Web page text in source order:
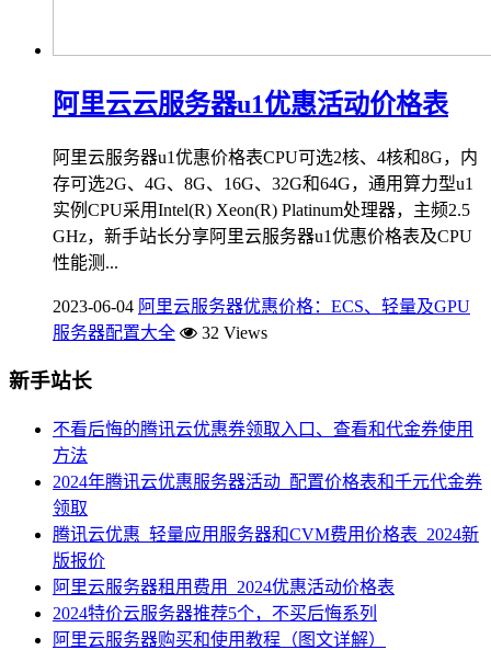
阿里云云服务器u1优惠活动价格表
阿里云服务器u1优惠价格表CPU可选2核、4核和8G，内
存可选2G、4G、8G、16G、32G和64G，通用算力型u1
实例CPU采用Intel(R) Xeon(R) Platinum处理器，主频2.5
GHz，新手站长分享阿里云服务器u1优惠价格表及CPU
性能测...
2023-06-04 阿里云服务器优惠价格：ECS、轻量及GPU
服务器配置大全
32 Views
新手站长
不看后悔的腾讯云优惠券领取入口、查看和代金券使用
方法
2024年腾讯云优惠服务器活动_配置价格表和千元代金券
领取
腾讯云优惠_轻量应用服务器和CVM费用价格表_2024新
版报价
阿里云服务器租用费用_2024优惠活动价格表
2024特价云服务器推荐5个，不买后悔系列
阿里云服务器购买和使用教程（图文详解）